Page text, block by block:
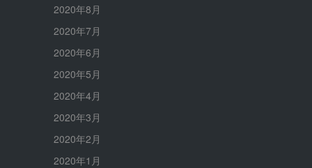
2020年8月
2020年7月
2020年6月
2020年5月
2020年4月
2020年3月
2020年2月
2020年1月